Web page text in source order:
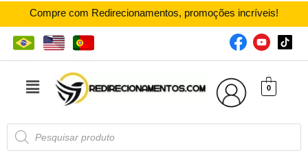
Compre com Redirecionamentos, promoções incríveis!
0